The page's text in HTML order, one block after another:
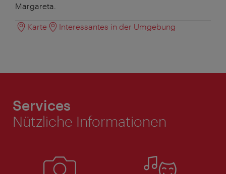
Margareta.
Karte Interessantes in der Umgebung
Services
Nützliche Informationen